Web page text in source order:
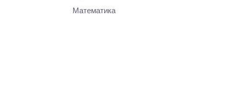
Математика